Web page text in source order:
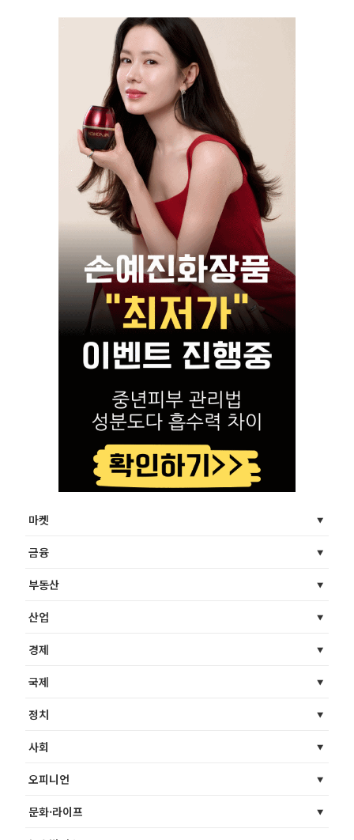
마켓
금융
부동산
산업
경제
국제
정치
사회
오피니언
문화·라이프